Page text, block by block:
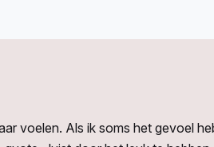
voelen. Als ik soms het gevoel